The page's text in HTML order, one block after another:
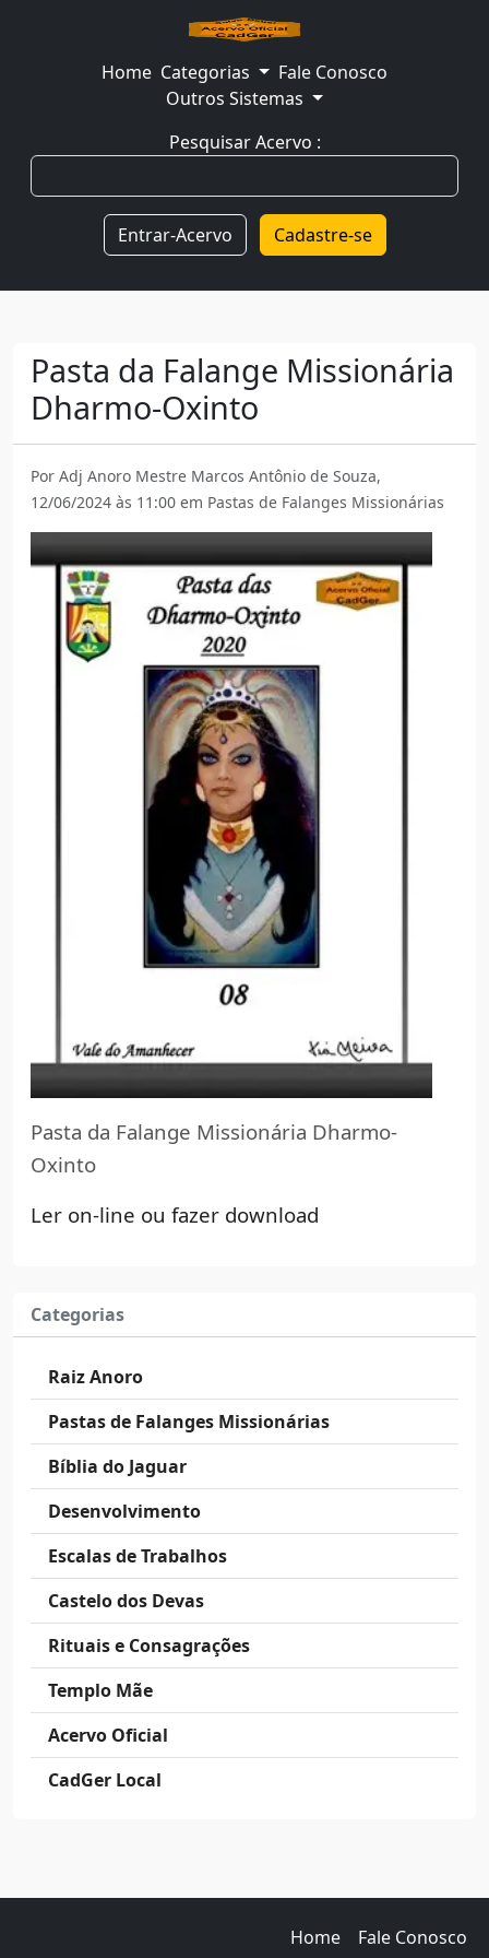
Home Categorias
Fale Conosco
Outros Sistemas
Pesquisar Acervo :
Entrar-Acervo Cadastre-se
Pasta da Falange Missionária
Dharmo-Oxinto
Por Adj Anoro Mestre Marcos Antônio de Souza,
12/06/2024 às 11:00 em Pastas de Falanges Missionárias
Pasta da Falange Missionária Dharmo-
Oxinto
Ler on-line ou fazer download
Categorias
Raiz Anoro
Pastas de Falanges Missionárias
Bíblia do Jaguar
Desenvolvimento
Escalas de Trabalhos
Castelo dos Devas
Rituais e Consagrações
Templo Mãe
Acervo Oficial
CadGer Local
Home Fale Conosco